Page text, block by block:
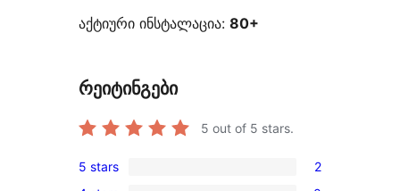
აქტიური ინსტალაცია: 80+
რეიტინგები
5 out of 5 stars.
2
5 stars 2